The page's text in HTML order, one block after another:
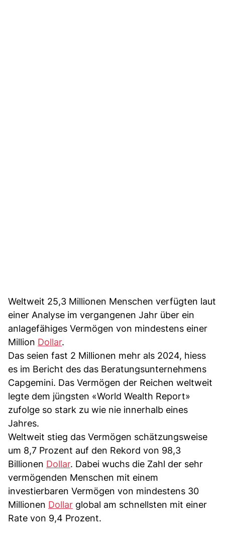
Weltweit 25,3 Millionen Menschen verfügten laut
einer Analyse im vergangenen Jahr über ein
anlagefähiges Vermögen von mindestens einer
Million Dollar.
Das seien fast 2 Millionen mehr als 2024, hiess
es im Bericht des das Beratungsunternehmens
Capgemini. Das Vermögen der Reichen weltweit
legte dem jüngsten «World Wealth Report»
zufolge so stark zu wie nie innerhalb eines
Jahres.
Weltweit stieg das Vermögen schätzungsweise
um 8,7 Prozent auf den Rekord von 98,3
Billionen Dollar. Dabei wuchs die Zahl der sehr
vermögenden Menschen mit einem
investierbaren Vermögen von mindestens 30
Millionen Dollar global am schnellsten mit einer
Rate von 9,4 Prozent.